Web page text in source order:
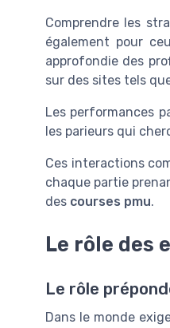
Comprendre les
également pour
approfondie des
sur des sites tels
Les performances
les parieurs qui
Ces interactions
chaque partie
des courses pmu.
Le rôle des
Le rôle
Dans le monde